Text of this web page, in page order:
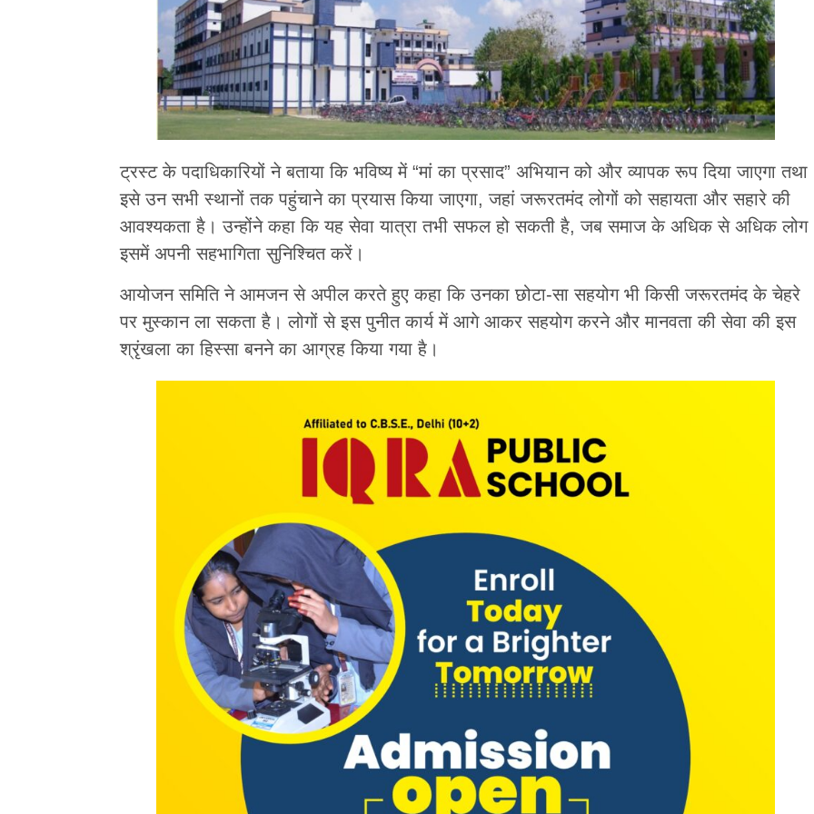
ट्रस्ट के पदाधिकारियों ने बताया कि भविष्य में “मां का प्रसाद” अभियान को और व्यापक रूप दिया जाएगा तथा
इसे उन सभी स्थानों तक पहुंचाने का प्रयास किया जाएगा, जहां जरूरतमंद लोगों को सहायता और सहारे की
आवश्यकता है। उन्होंने कहा कि यह सेवा यात्रा तभी सफल हो सकती है, जब समाज के अधिक से अधिक लोग
इसमें अपनी सहभागिता सुनिश्चित करें।
आयोजन समिति ने आमजन से अपील करते हुए कहा कि उनका छोटा-सा सहयोग भी किसी जरूरतमंद के चेहरे
पर मुस्कान ला सकता है। लोगों से इस पुनीत कार्य में आगे आकर सहयोग करने और मानवता की सेवा की इस
श्रृंखला का हिस्सा बनने का आग्रह किया गया है।